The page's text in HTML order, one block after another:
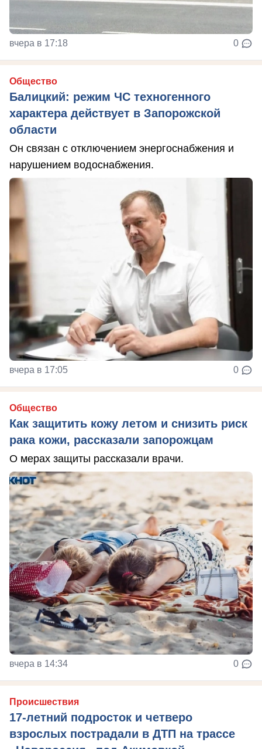
вчера в 17:18 0
Общество
Балицкий: режим ЧС техногенного
характера действует в Запорожской
области
Он связан с отключением энергоснабжения и
нарушением водоснабжения.
вчера в 17:05 0
Общество
Как защитить кожу летом и снизить риск
рака кожи, рассказали запорожцам
О мерах защиты рассказали врачи.
вчера в 14:34 0
Происшествия
17-летний подросток и четверо
взрослых пострадали в ДТП на трассе